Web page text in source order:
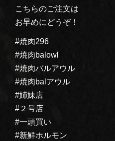
こちらのご注文は
お早めにどうぞ！
#焼肉296
#焼肉balowl
#焼肉バルアウル
#焼肉balアウル
#姉妹店
#２号店
#一頭買い
#新鮮ホルモン